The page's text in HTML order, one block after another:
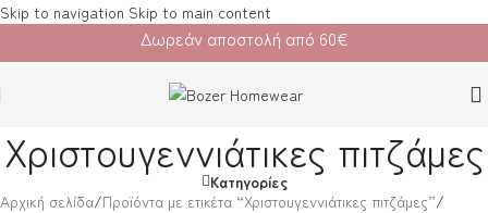
Skip to navigation Skip to main content
Δωρεάν αποστολή από 60€
Χριστουγεννιάτικες πιτζάμες
Κατηγορίες
Αρχική σελίδα/Προϊόντα με ετικέτα “Χριστουγεννιάτικες πιτζάμες”/